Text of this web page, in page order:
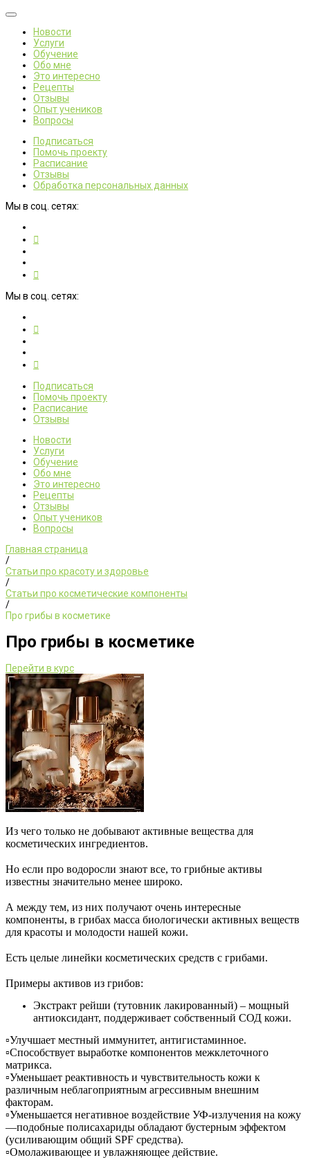
Новости
Услуги
Обучение
Обо мне
Это интересно
Рецепты
Отзывы
Опыт учеников
Вопросы
Подписаться
Помочь проекту
Расписание
Отзывы
Обработка персональных данных
Мы в соц. сетях:
Мы в соц. сетях:
Подписаться
Помочь проекту
Расписание
Отзывы
Новости
Услуги
Обучение
Обо мне
Это интересно
Рецепты
Отзывы
Опыт учеников
Вопросы
Главная страница
/
Статьи про красоту и здоровье
/
Статьи про косметические компоненты
/
Про грибы в косметике
Про грибы в косметике
Перейти в курс
Из чего только не добывают активные вещества для
косметических ингредиентов.
Но если про водоросли знают все, то грибные активы
известны значительно менее широко.
А между тем, из них получают очень интересные
компоненты, в грибах масса биологически активных веществ
для красоты и молодости нашей кожи.
Есть целые линейки косметических средств с грибами.
Примеры активов из грибов:
Экстракт рейши (тутовник лакированный) – мощный
антиоксидант, поддерживает собственный СОД кожи.
▫️Улучшает местный иммунитет, антигистаминное.
▫️Способствует выработке компонентов межклеточного
матрикса.
▫️Уменьшает реактивность и чувствительность кожи к
различным неблагоприятным агрессивным внешним
факторам.
▫️Уменьшается негативное воздействие УФ-излучения на кожу
—подобные полисахариды обладают бустерным эффектом
(усиливающим общий SPF средства).
▫️Омолаживающее и увлажняющее действие.